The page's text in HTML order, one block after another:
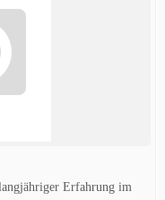
Erfahrung im